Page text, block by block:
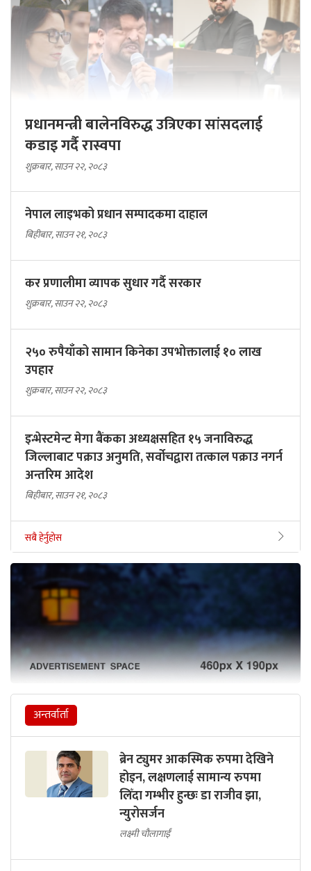
प्रधानमन्त्री बालेनविरुद्ध उत्रिएका सांसदलाई
कडाइ गर्दै रास्वपा
शुक्रबार, साउन २२, २०८३
नेपाल लाइभको प्रधान सम्पादकमा दाहाल
बिहीबार, साउन २१, २०८३
कर प्रणालीमा व्यापक सुधार गर्दै सरकार
शुक्रबार, साउन २२, २०८३
२५० रुपैयाँको सामान किनेका उपभोक्तालाई १० लाख
उपहार
शुक्रबार, साउन २२, २०८३
इन्भेस्टमेन्ट मेगा बैंकका अध्यक्षसहित १५ जनाविरुद्ध
जिल्लाबाट पक्राउ अनुमति, सर्वोचद्वारा तत्काल पक्राउ नगर्न
अन्तरिम आदेश
बिहीबार, साउन २१, २०८३
सबै हेर्नुहोस
अन्तर्वार्ता
ब्रेन ट्युमर आकस्मिक रुपमा देखिने
होइन, लक्षणलाई सामान्य रुपमा
लिँदा गम्भीर हुन्छः डा राजीव झा,
न्युरोसर्जन
लक्ष्मी चौलागाईं